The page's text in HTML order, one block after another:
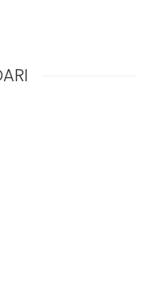
și bile aur